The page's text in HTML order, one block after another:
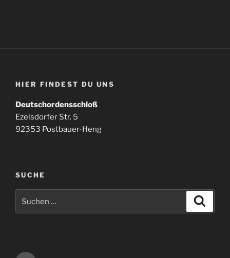
HIER FINDEST DU UNS
Deutschordensschloß
Ezelsdorfer Str. 5
92353 Postbauer-Heng
SUCHE
nach: